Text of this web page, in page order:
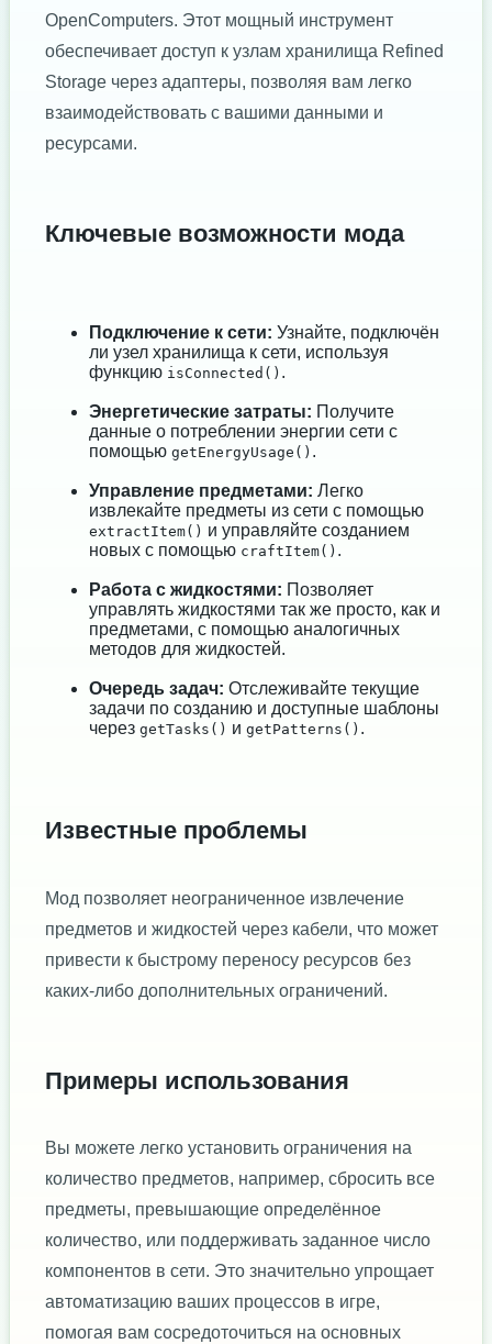
OpenComputers. Этот мощный инструмент
обеспечивает доступ к узлам хранилища Refined
Storage через адаптеры, позволяя вам легко
взаимодействовать с вашими данными и
ресурсами.
Ключевые возможности мода
Подключение к сети: Узнайте, подключён
ли узел хранилища к сети, используя
функцию isConnected() .
Энергетические затраты: Получите
данные о потреблении энергии сети с
помощью getEnergyUsage() .
Управление предметами: Легко
извлекайте предметы из сети с помощью
extractItem() и управляйте созданием
новых с помощью craftItem() .
Работа с жидкостями: Позволяет
управлять жидкостями так же просто, как и
предметами, с помощью аналогичных
методов для жидкостей.
Очередь задач: Отслеживайте текущие
задачи по созданию и доступные шаблоны
через getTasks() и getPatterns() .
Известные проблемы
Мод позволяет неограниченное извлечение
предметов и жидкостей через кабели, что может
привести к быстрому переносу ресурсов без
каких-либо дополнительных ограничений.
Примеры использования
Вы можете легко установить ограничения на
количество предметов, например, сбросить все
предметы, превышающие определённое
количество, или поддерживать заданное число
компонентов в сети. Это значительно упрощает
автоматизацию ваших процессов в игре,
помогая вам сосредоточиться на основных